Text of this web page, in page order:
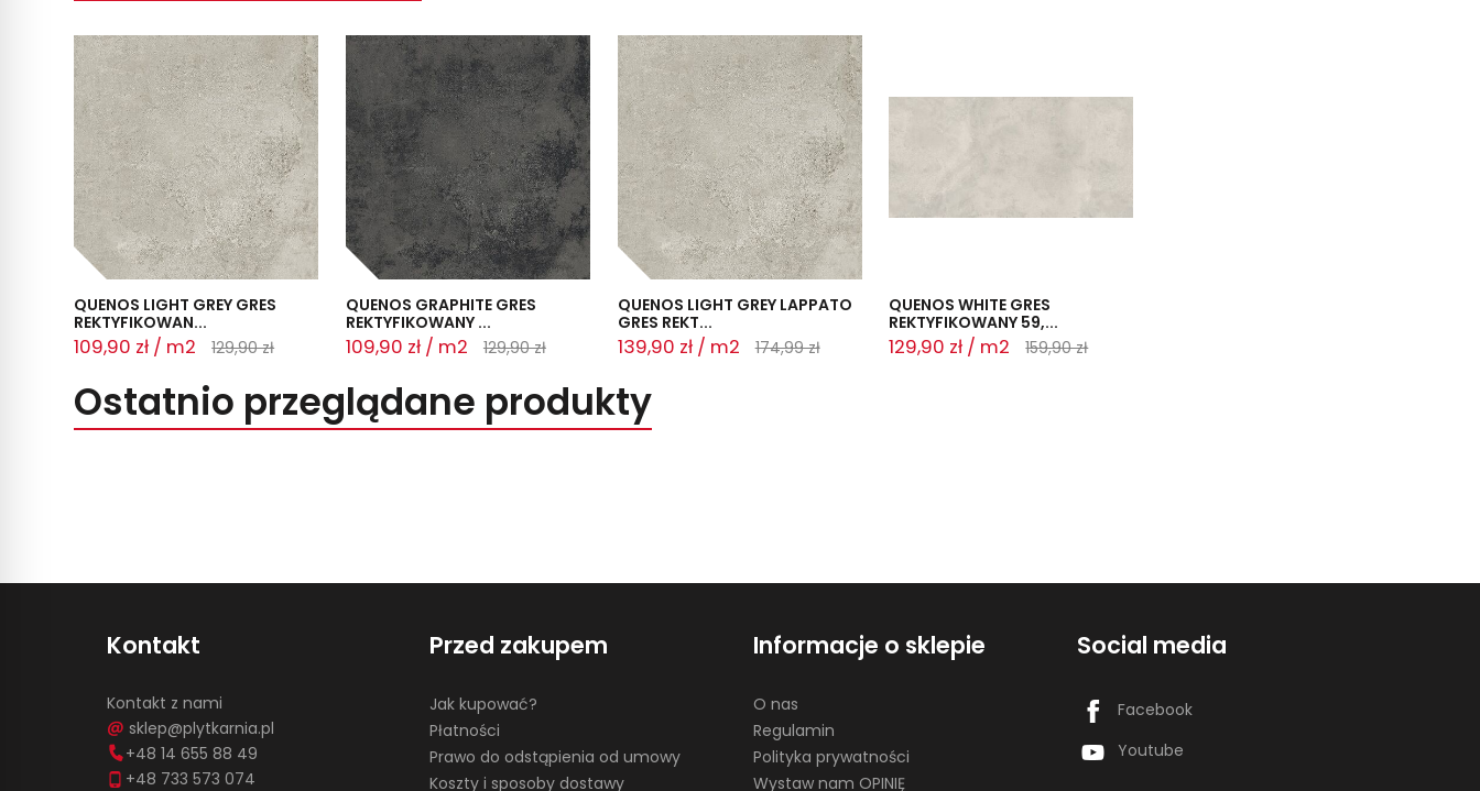
QUENOS LIGHT GREY GRES
REKTYFIKOWAN...
109,90 zł / m2 129,90 zł
QUENOS GRAPHITE GRES
REKTYFIKOWANY ...
109,90 zł / m2 129,90 zł
QUENOS LIGHT GREY LAPPATO
GRES REKT...
139,90 zł / m2 174,99 zł
QUENOS WHITE GRES
REKTYFIKOWANY 59,...
129,90 zł / m2 159,90 zł
Ostatnio przeglądane produkty
Kontakt
Kontakt z nami
sklep@plytkarnia.pl
+48 14 655 88 49
+48 733 573 074
Przed zakupem
Jak kupować?
Płatności
Prawo do odstąpienia od umowy
Koszty i sposoby dostawy
Informacje o sklepie
O nas
Regulamin
Polityka prywatności
Wystaw nam OPINIĘ
Social media
Facebook
Youtube